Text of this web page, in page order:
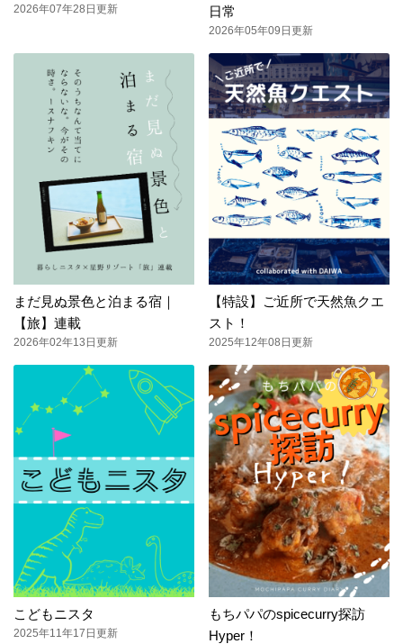
2026年07年28日更新
日常
2026年05年09日更新
まだ見ぬ景色と泊まる宿｜
【旅】連載
2026年02年13日更新
【特設】ご近所で天然魚クエ
スト！
2025年12年08日更新
こどもニスタ
2025年11年17日更新
もちパパのspicecurry探訪
Hyper！